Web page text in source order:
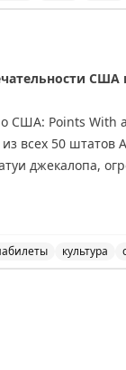
США
США: Points With
всех 50
джекалопа,
путешествие
Рико и на
США полны как
готовых
культура